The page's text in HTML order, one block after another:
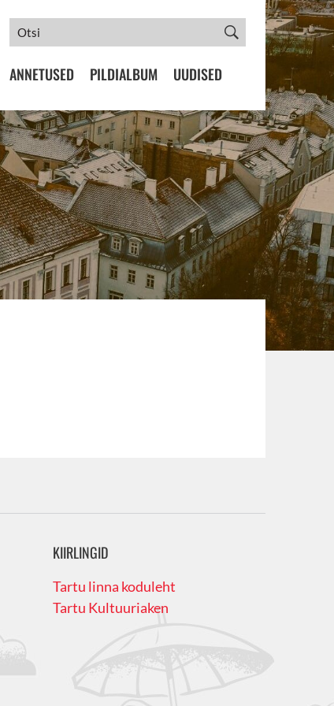
ANNETUSED PILDIALBUM UUDISED
KIIRLINGID
Tartu linna koduleht
Tartu Kultuuriaken